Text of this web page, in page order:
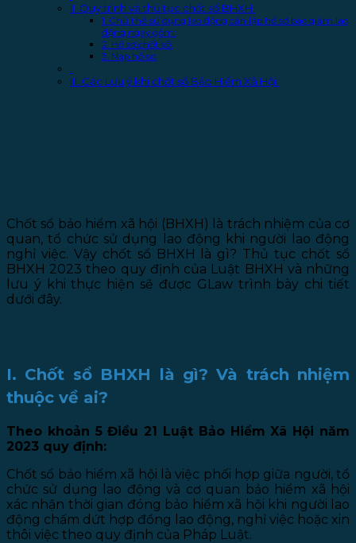
II. Quy trình và thủ tục chốt sổ BHXH:
1. Chủ thể sử dụng lao động cần lập hồ sơ báo giảm lao
động ngay gồm:
2. Hồ sơ chốt sổ:
3. Nạp hồ sơ:
III. Các Lưu ý khi chốt sổ Bảo Hiểm Xã Hội:
Chốt sổ bảo hiểm xã hội (BHXH) là trách nhiệm của cơ
quan, tổ chức sử dụng lao động khi người lao động
nghỉ việc. Vậy chốt sổ BHXH là gì? Thủ tục chốt sổ
BHXH 2023 theo quy định của Luật BHXH và những
lưu ý khi thực hiện sẽ được GLaw trình bày chi tiết
dưới đây.
I. Chốt sổ BHXH là gì? Và trách nhiệm
thuộc về ai?
Theo khoản 5 Điều 21 Luật Bảo Hiểm Xã Hội năm
2023 quy định:
Chốt sổ bảo hiểm xã hội là việc phối hợp giữa người, tổ
chức sử dụng lao động và cơ quan bảo hiểm xã hội
xác nhận thời gian đóng bảo hiểm xã hội khi người lao
động chấm dứt hợp đồng lao động, nghỉ việc hoặc xin
thôi việc theo quy định của Pháp Luật.